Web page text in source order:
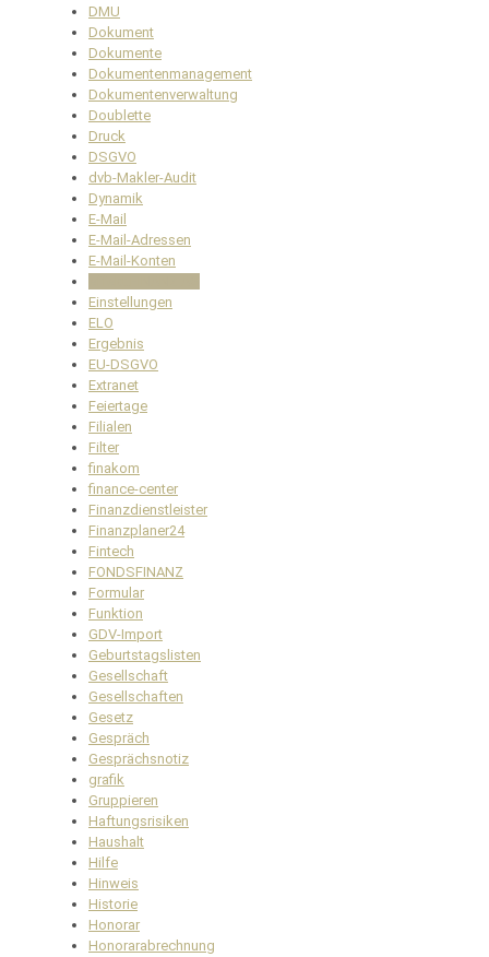
DMU
Dokument
Dokumente
Dokumentenmanagement
Dokumentenverwaltung
Doublette
Druck
DSGVO
dvb-Makler-Audit
Dynamik
E-Mail
E-Mail-Adressen
E-Mail-Konten
Einstellungen
ELO
Ergebnis
EU-DSGVO
Extranet
Feiertage
Filialen
Filter
finakom
finance-center
Finanzdienstleister
Finanzplaner24
Fintech
FONDSFINANZ
Formular
Funktion
GDV-Import
Geburtstagslisten
Gesellschaft
Gesellschaften
Gesetz
Gespräch
Gesprächsnotiz
grafik
Gruppieren
Haftungsrisiken
Haushalt
Hilfe
Hinweis
Historie
Honorar
Honorarabrechnung